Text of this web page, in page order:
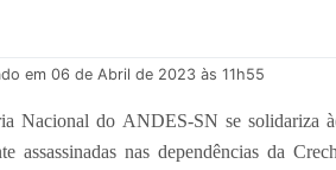
em 06 de Abril de 2023 às 11h55
Nacional do ANDES-SN se solidariza
assassinadas nas dependências da